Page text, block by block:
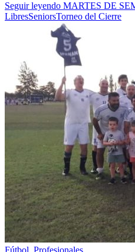
Seguir leyendo MARTES DE
LibresSeniorsTorneo del Cierre